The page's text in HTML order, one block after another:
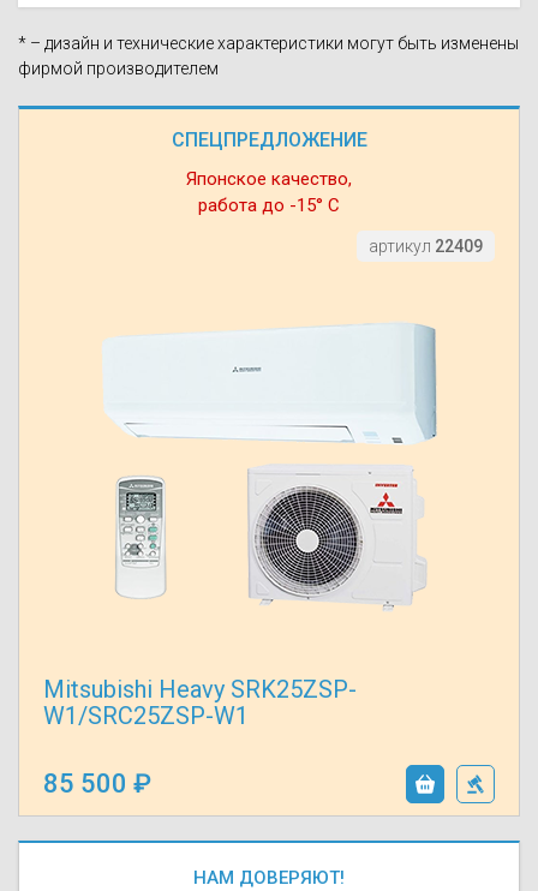
СПЕЦПРЕДЛОЖЕНИЕ
Японское качество,
работа до -15° С
артикул 22409
Mitsubishi Heavy SRK25ZSP-
W1/SRC25ZSP-W1
85 500
НАМ ДОВЕРЯЮТ!
* – дизайн и технические характеристики могут быть изменены
фирмой производителем